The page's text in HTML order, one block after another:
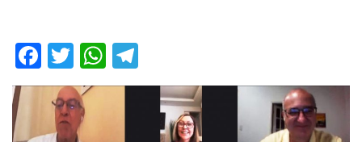
Facebook
TwitterWhatsApp